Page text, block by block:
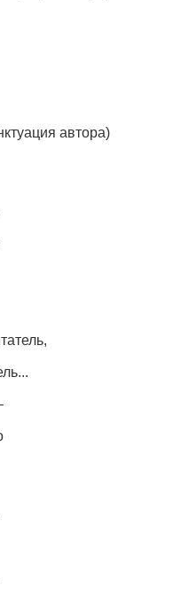
автора)